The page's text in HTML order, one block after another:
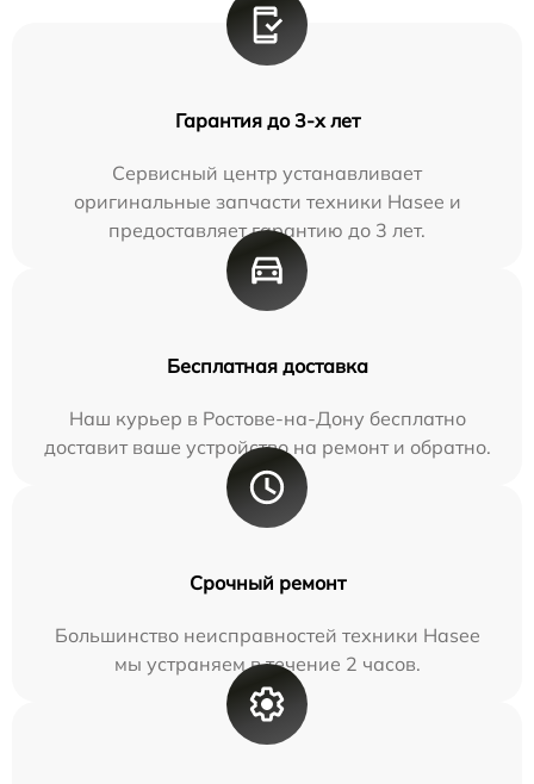
Гарантия до 3-х лет
Сервисный центр устанавливает
оригинальные запчасти техники Hasee и
предоставляет гарантию до 3 лет.
Бесплатная доставка
Наш курьер в Ростове-на-Дону бесплатно
доставит ваше устройство на ремонт и обратно.
Срочный ремонт
Большинство неисправностей техники Hasee
мы устраняем в течение 2 часов.